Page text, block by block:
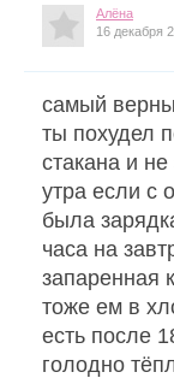
Алёна
16 декабря
самый
ты похудел
стакана и
утра если с
была
часа на
запаренная
тоже ем в
есть после
голодно